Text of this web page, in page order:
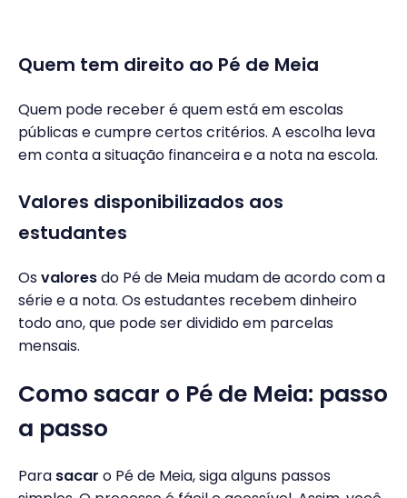
Quem tem direito ao Pé de Meia
Quem pode receber é quem está em escolas
públicas e cumpre certos critérios. A escolha leva
em conta a situação financeira e a nota na escola.
Valores disponibilizados aos
estudantes
Osvaloresdo Pé de Meia mudam de acordo com a
série e a nota. Os estudantes recebem dinheiro
todo ano, que pode ser dividido em parcelas
mensais.
Como sacar o Pé de Meia: passo
a passo
Para sacar o Pé de Meia, siga alguns passos